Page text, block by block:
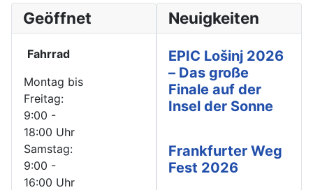
Geöffnet
Fahrrad
Montag bis
Freitag:
9:00 -
18:00 Uhr
Samstag:
9:00 -
16:00 Uhr
Neuigkeiten
EPIC Lošinj 2026
– Das große
Finale auf der
Insel der Sonne
Frankfurter Weg
Fest 2026